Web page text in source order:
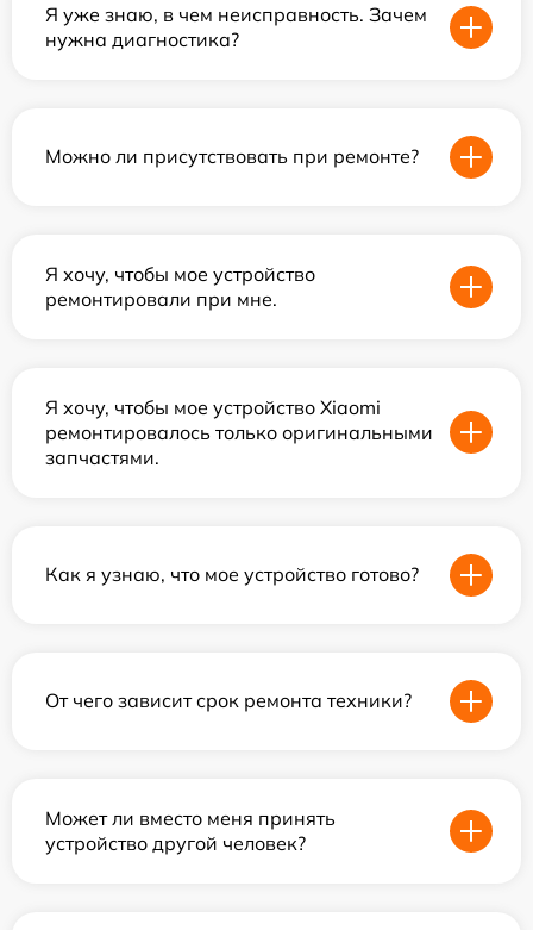
Я уже знаю, в чем неисправность. Зачем
нужна диагностика?
Можно ли присутствовать при ремонте?
Я хочу, чтобы мое устройство
ремонтировали при мне.
Я хочу, чтобы мое устройство Xiaomi
ремонтировалось только оригинальными
запчастями.
Как я узнаю, что мое устройство готово?
От чего зависит срок ремонта техники?
Может ли вместо меня принять
устройство другой человек?